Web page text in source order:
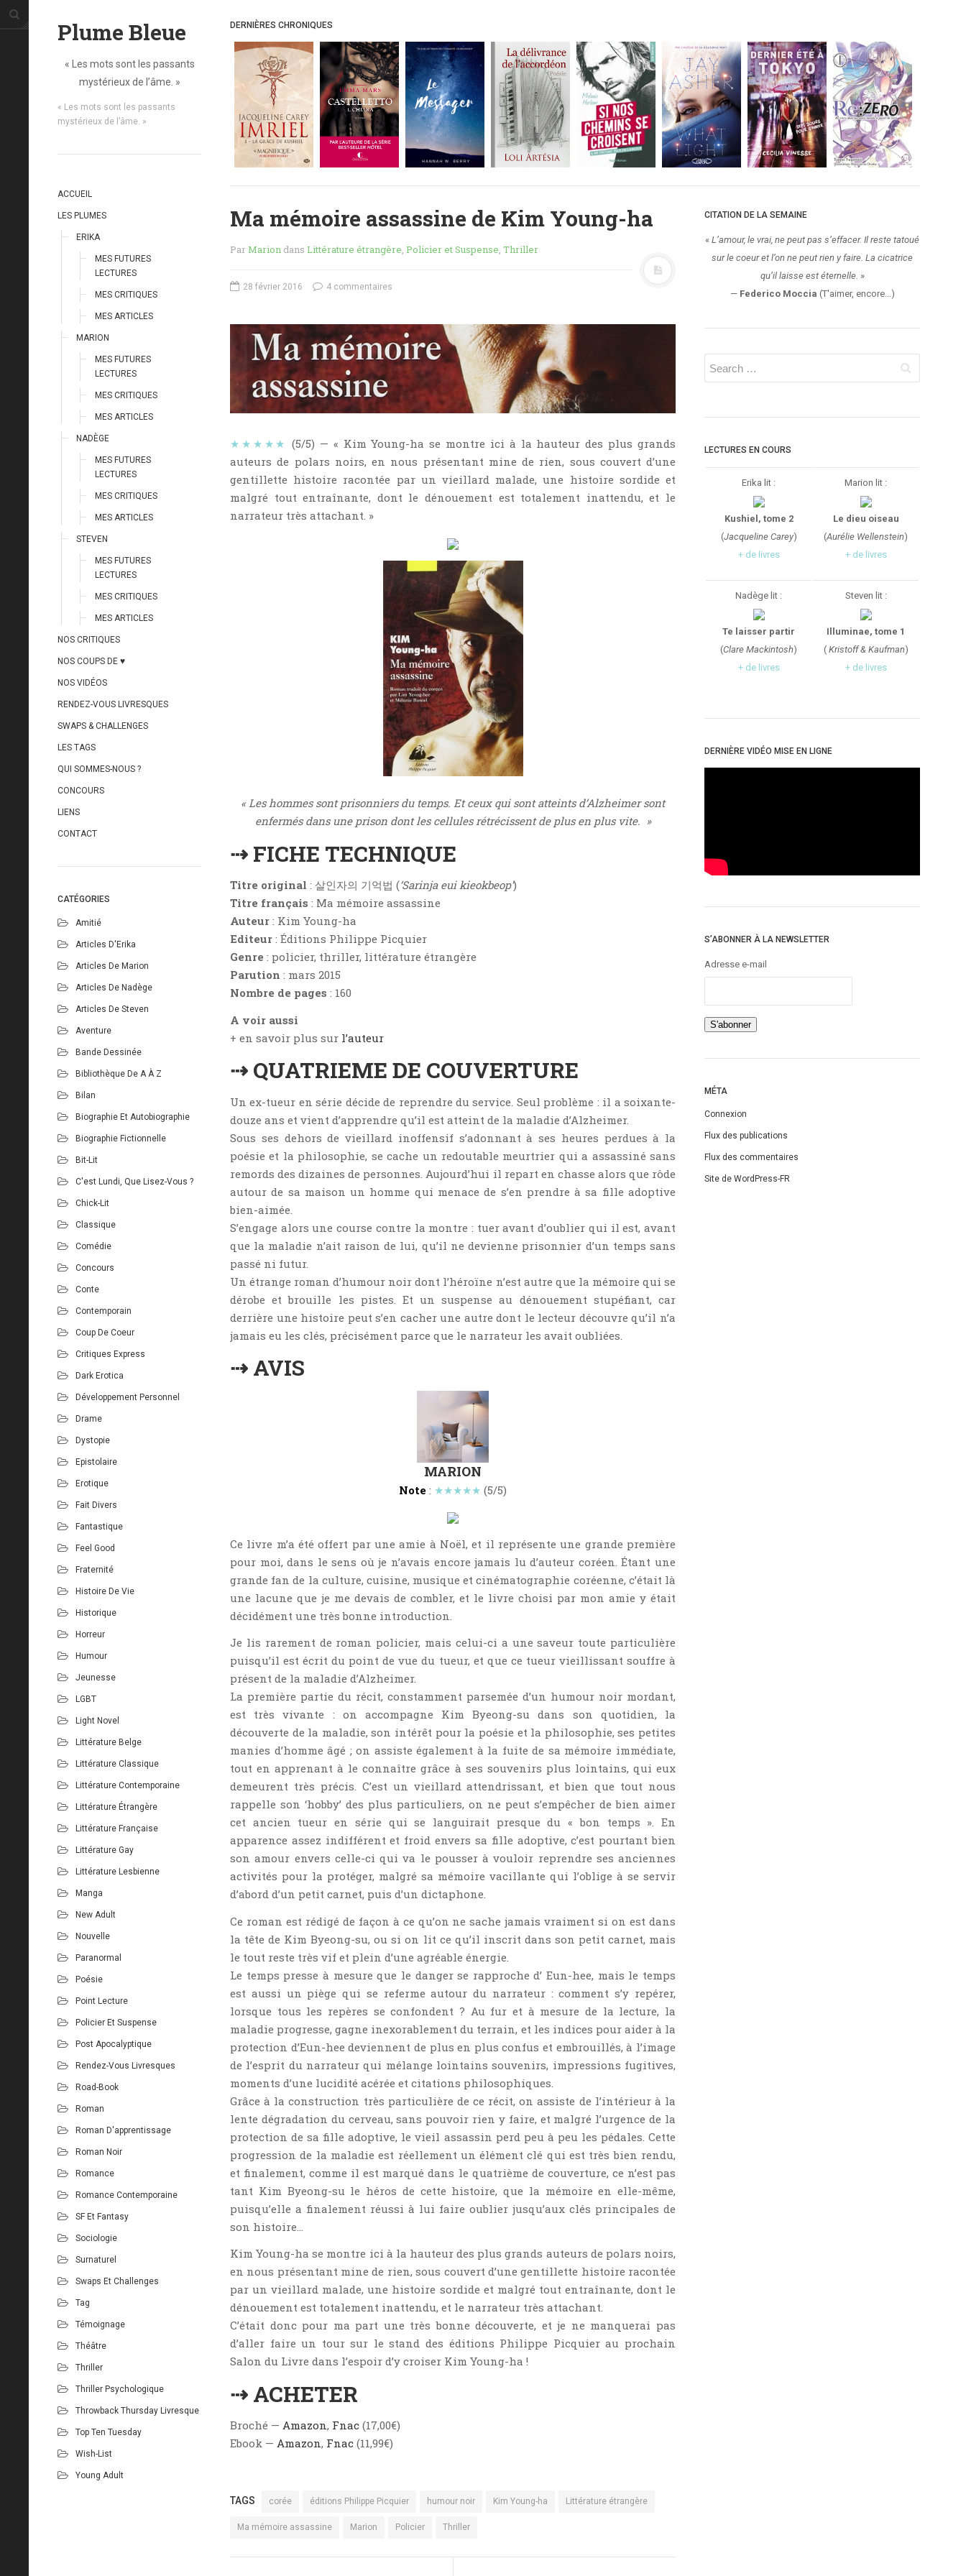
Plume Bleue
« Les mots sont les passants
mystérieux de l’âme. »
« Les mots sont les passants
mystérieux de l’âme. »
ACCUEIL
LES PLUMES
ERIKA
MES FUTURES
LECTURES
MES CRITIQUES
MES ARTICLES
MARION
MES FUTURES
LECTURES
MES CRITIQUES
MES ARTICLES
NADÈGE
MES FUTURES
LECTURES
MES CRITIQUES
MES ARTICLES
STEVEN
MES FUTURES
LECTURES
MES CRITIQUES
MES ARTICLES
NOS CRITIQUES
NOS COUPS DE ♥
NOS VIDÉOS
RENDEZ-VOUS LIVRESQUES
SWAPS & CHALLENGES
LES TAGS
QUI SOMMES-NOUS ?
CONCOURS
LIENS
CONTACT
CATÉGORIES
Amitié
Articles D'Erika
Articles De Marion
Articles De Nadège
Articles De Steven
Aventure
Bande Dessinée
Bibliothèque De A À Z
Bilan
Biographie Et Autobiographie
Biographie Fictionnelle
Bit-Lit
C'est Lundi, Que Lisez-Vous ?
Chick-Lit
Classique
Comédie
Concours
Conte
Contemporain
Coup De Coeur
Critiques Express
Dark Erotica
Développement Personnel
Drame
Dystopie
Epistolaire
Erotique
Fait Divers
Fantastique
Feel Good
Fraternité
Histoire De Vie
Historique
Horreur
Humour
Jeunesse
LGBT
Light Novel
Littérature Belge
Littérature Classique
Littérature Contemporaine
Littérature Étrangère
Littérature Française
Littérature Gay
Littérature Lesbienne
Manga
New Adult
Nouvelle
Paranormal
Poésie
Point Lecture
Policier Et Suspense
Post Apocalyptique
Rendez-Vous Livresques
Road-Book
Roman
Roman D'apprentissage
Roman Noir
Romance
Romance Contemporaine
SF Et Fantasy
Sociologie
Surnaturel
Swaps Et Challenges
Tag
Témoignage
Théâtre
Thriller
Thriller Psychologique
Throwback Thursday Livresque
Top Ten Tuesday
Wish-List
Young Adult
DERNIÈRES CHRONIQUES
Ma mémoire assassine de Kim Young-ha
ParMarion dans Littérature étrangère, Policier et Suspense, Thriller
28 février 2016 4 commentaires
★★★★★ (5/5) — « Kim Young-ha se montre ici à la hauteur des plus grands
auteurs de polars noirs, en nous présentant mine de rien, sous couvert d’une
gentillette histoire racontée par un vieillard malade, une histoire sordide et
malgré tout entraînante, dont le dénouement est totalement inattendu, et le
narrateur très attachant. »
« Les hommes sont prisonniers du temps. Et ceux qui sont atteints d’Alzheimer sont
enfermés dans une prison dont les cellules rétrécissent de plus en plus vite. »
⇢ FICHE TECHNIQUE
Titre original : 살인자의 기억법 (‘Sarinja eui kieokbeop’)
Titre français : Ma mémoire assassine
Auteur : Kim Young-ha
Editeur : Éditions Philippe Picquier
Genre : policier, thriller, littérature étrangère
Parution : mars 2015
Nombre de pages : 160
A voir aussi
+ en savoir plus sur l’auteur
⇢ QUATRIEME DE COUVERTURE
Un ex-tueur en série décide de reprendre du service. Seul problème : il a soixante-
douze ans et vient d’apprendre qu’il est atteint de la maladie d’Alzheimer.
Sous ses dehors de vieillard inoffensif s’adonnant à ses heures perdues à la
poésie et la philosophie, se cache un redoutable meurtrier qui a assassiné sans
remords des dizaines de personnes. Aujourd’hui il repart en chasse alors que rôde
autour de sa maison un homme qui menace de s’en prendre à sa fille adoptive
bien-aimée.
S’engage alors une course contre la montre : tuer avant d’oublier qui il est, avant
que la maladie n’ait raison de lui, qu’il ne devienne prisonnier d’un temps sans
passé ni futur.
Un étrange roman d’humour noir dont l’héroïne n’est autre que la mémoire qui se
dérobe et brouille les pistes. Et un suspense au dénouement stupéfiant, car
derrière une histoire peut s’en cacher une autre dont le lecteur découvre qu’il n’a
jamais eu les clés, précisément parce que le narrateur les avait oubliées.
⇢ AVIS
MARION
Note : ★★★★★ (5/5)
Ce livre m’a été offert par une amie à Noël, et il représente une grande première
pour moi, dans le sens où je n’avais encore jamais lu d’auteur coréen. Étant une
grande fan de la culture, cuisine, musique et cinématographie coréenne, c’était là
une lacune que je me devais de combler, et le livre choisi par mon amie y était
décidément une très bonne introduction.
Je lis rarement de roman policier, mais celui-ci a une saveur toute particulière
puisqu’il est écrit du point de vue du tueur, et que ce tueur vieillissant souffre à
présent de la maladie d’Alzheimer.
La première partie du récit, constamment parsemée d’un humour noir mordant,
est très vivante : on accompagne Kim Byeong-su dans son quotidien, la
découverte de la maladie, son intérêt pour la poésie et la philosophie, ses petites
manies d’homme âgé ; on assiste également à la fuite de sa mémoire immédiate,
tout en apprenant à le connaître grâce à ses souvenirs plus lointains, qui eux
demeurent très précis. C’est un vieillard attendrissant, et bien que tout nous
rappelle son ‘hobby’ des plus particuliers, on ne peut s’empêcher de bien aimer
cet ancien tueur en série qui se languirait presque du « bon temps ». En
apparence assez indifférent et froid envers sa fille adoptive, c’est pourtant bien
son amour envers celle-ci qui va le pousser à vouloir reprendre ses anciennes
activités pour la protéger, malgré sa mémoire vacillante qui l’oblige à se servir
d’abord d’un petit carnet, puis d’un dictaphone.
Ce roman est rédigé de façon à ce qu’on ne sache jamais vraiment si on est dans
la tête de Kim Byeong-su, ou si on lit ce qu’il inscrit dans son petit carnet, mais
le tout reste très vif et plein d’une agréable énergie.
Le temps presse à mesure que le danger se rapproche d’ Eun-hee, mais le temps
est aussi un piège qui se referme autour du narrateur : comment s’y repérer,
lorsque tous les repères se confondent ? Au fur et à mesure de la lecture, la
maladie progresse, gagne inexorablement du terrain, et les indices pour aider à la
protection d’Eun-hee deviennent de plus en plus confus et embrouillés, à l’image
de l’esprit du narrateur qui mélange lointains souvenirs, impressions fugitives,
moments d’une lucidité acérée et citations philosophiques.
Grâce à la construction très particulière de ce récit, on assiste de l’intérieur à la
lente dégradation du cerveau, sans pouvoir rien y faire, et malgré l’urgence de la
protection de sa fille adoptive, le vieil assassin perd peu à peu les pédales. Cette
progression de la maladie est réellement un élément clé qui est très bien rendu,
et finalement, comme il est marqué dans le quatrième de couverture, ce n’est pas
tant Kim Byeong-su le héros de cette histoire, que la mémoire en elle-même,
puisqu’elle a finalement réussi à lui faire oublier jusqu’aux clés principales de
son histoire…
Kim Young-ha se montre ici à la hauteur des plus grands auteurs de polars noirs,
en nous présentant mine de rien, sous couvert d’une gentillette histoire racontée
par un vieillard malade, une histoire sordide et malgré tout entraînante, dont le
dénouement est totalement inattendu, et le narrateur très attachant.
C’était donc pour ma part une très bonne découverte, et je ne manquerai pas
d’aller faire un tour sur le stand des éditions Philippe Picquier au prochain
Salon du Livre dans l’espoir d’y croiser Kim Young-ha !
⇢ ACHETER
Broché — Amazon, Fnac (17,00€)
Ebook — Amazon, Fnac (11,99€)
TAGS corée éditions Philippe Picquier humour noir Kim Young-ha Littérature étrangère
Ma mémoire assassine Marion Policier Thriller
CITATION DE LA SEMAINE
« L’amour, le vrai, ne peut pas s’effacer. Il reste tatoué
sur le coeur et l’on ne peut rien y faire. La cicatrice
qu’il laisse est éternelle. »
— Federico Moccia (T'aimer, encore...)
LECTURES EN COURS
Erika lit :
Kushiel, tome 2
(Jacqueline Carey)
+ de livres
Marion lit :
Le dieu oiseau
(Aurélie Wellenstein)
+ de livres
Nadège lit :
Te laisser partir
(Clare Mackintosh)
+ de livres
Steven lit :
Illuminae, tome 1
(Kristoff & Kaufman)
+ de livres
DERNIÈRE VIDÉO MISE EN LIGNE
S’ABONNER À LA NEWSLETTER
Adresse e-mail
MÉTA
Connexion
Flux des publications
Flux des commentaires
Site de WordPress-FR